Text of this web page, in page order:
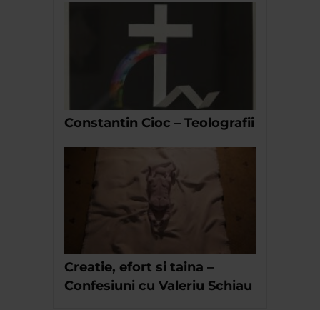
Constantin Cioc – Teolografii
Creatie, efort si taina –
Confesiuni cu Valeriu Schiau